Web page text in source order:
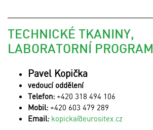
TECHNICKÉ TKANINY,
LABORATORNÍ PROGRAM
Pavel Kopička
vedoucí oddělení
Telefon: +420 318 494 106
Mobil: +420 603 479 289
Email: kopicka@eurositex.cz